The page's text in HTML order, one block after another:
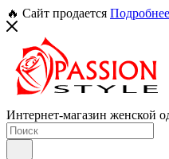
🔥 Сайт продается Подробнее
Интернет-магазин женской